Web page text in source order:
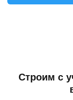
Строим с